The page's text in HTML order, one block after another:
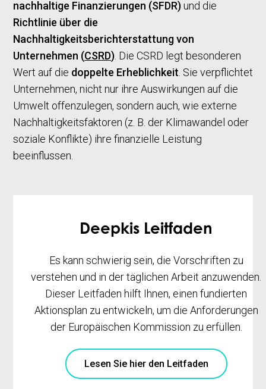
nachhaltige Finanzierungen (SFDR)und die
Richtlinie über die
Nachhaltigkeitsberichterstattung von
Unternehmen (CSRD). Die CSRD legt besonderen
Wert auf die doppelte Erheblichkeit. Sie verpflichtet
Unternehmen, nicht nur ihre Auswirkungen auf die
Umwelt offenzulegen, sondern auch, wie externe
Nachhaltigkeitsfaktoren (z. B. der Klimawandel oder
soziale Konflikte) ihre finanzielle Leistung
beeinflussen.
Deepkis Leitfaden
Es kann schwierig sein, die Vorschriften zu
verstehen und in der täglichen Arbeit anzuwenden.
Dieser Leitfaden hilft Ihnen, einen fundierten
Aktionsplan zu entwickeln, um die Anforderungen
der Europäischen Kommission zu erfüllen.
Lesen Sie hier den Leitfaden